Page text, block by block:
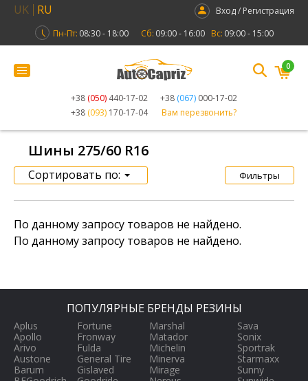
UK RU
Вход / Регистрация
Пн-Пт: 08:30 - 18:00 Сб: 09:00 - 16:00 Вс: 09:00 - 15:00
+38 (050) 440-17-02 +38 (067) 000-17-02
+38 (093) 170-17-04 Вам перезвонить?
0
Шины 275/60 R16
Сортировать по: Фильтры
По данному запросу товаров не найдено.
По данному запросу товаров не найдено.
ПОПУЛЯРНЫЕ БРЕНДЫ РЕЗИНЫ
Aplus
Apollo
Arivo
Austone
Barum
Fortune
Fronway
Fulda
General Tire
Gislaved
Marshal
Matador
Michelin
Minerva
Mirage
Sava
Sonix
Sportrak
Starmaxx
Sunny